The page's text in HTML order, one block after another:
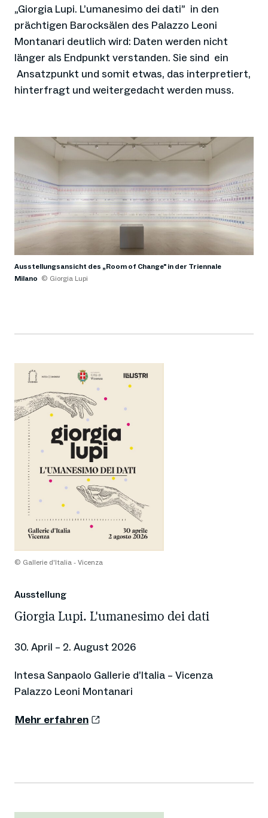
„Giorgia Lupi. L’umanesimo dei dati” in den
prächtigen Barocksälen des Palazzo Leoni
Montanari deutlich wird: Daten werden nicht
länger als Endpunkt verstanden. Sie sind ein
Ansatzpunkt und somit etwas, das interpretiert,
hinterfragt und weitergedacht werden muss.
Ausstellungsansicht des „Room of Change" in der Triennale
Milano © Giorgia Lupi
© Gallerie d'Italia - Vicenza
Ausstellung
Giorgia Lupi. L'umanesimo dei dati
30. April – 2. August 2026
Intesa Sanpaolo Gallerie d’Italia – Vicenza
Palazzo Leoni Montanari
Mehr erfahren